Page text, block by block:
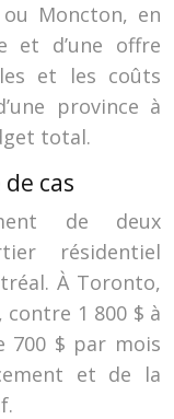
Moncton, en
et d’une offre
et les coûts
province à
total.
cas
de deux
résidentiel
À Toronto,
contre 1 800 $ à
700 $ par mois
et de la